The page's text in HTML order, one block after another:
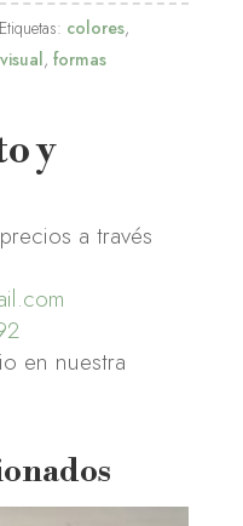
Etiquetas: colores,
, formas
y
a través
en nuestra